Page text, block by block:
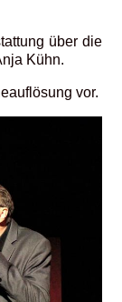
über die
Kühn.
vor.